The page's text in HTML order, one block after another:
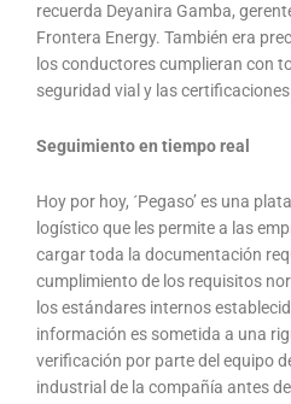
recuerda Deyanira Gamba,
Frontera Energy. También era
los conductores cumplieran con
seguridad vial y las
Seguimiento en tiempo real
Hoy por hoy, ´Pegaso’ es una
logístico que les permite a las
cargar toda la documentación
cumplimiento de los requisitos
los estándares internos
información es sometida a una
verificación por parte del equipo
industrial de la compañía antes